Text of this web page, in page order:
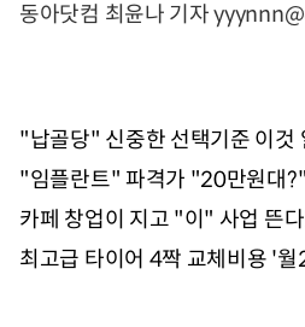
동아닷컴 최윤나 기자